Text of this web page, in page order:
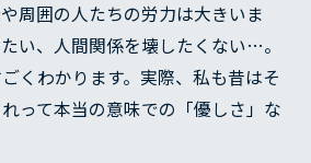
周囲の人たちの労力は大きいま
い、人間関係を壊したくない…。
くわかります。実際、私も昔はそ
って本当の意味での「優しさ」な